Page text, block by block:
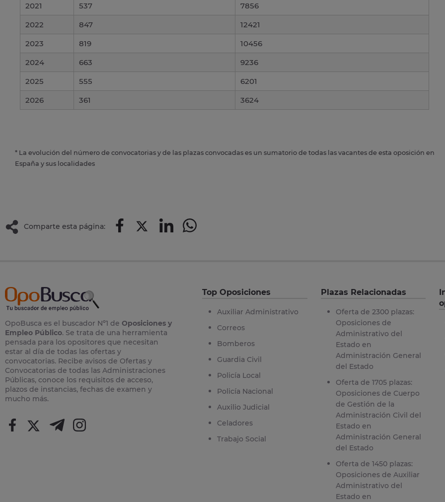
2021
537
7856
2022
847
12421
2023
819
10456
2024
663
9236
2025
555
6201
2026
361 3624
* La evolución del número de convocatorias y de las plazas convocadas es un sumatorio de todas las vacantes de esta oposición en
España y sus localidades
Comparte esta página:
OpoBusca es el buscador Nº1 de Oposiciones y
Empleo Público. Se trata de una herramienta
pensada para los opositores que necesitan
estar al día de todas las ofertas y
convocatorias. Recibe avisos de Ofertas y
Convocatorias de todas las Administraciones
Públicas, conoce los requisitos de acceso,
plazos de instancias, fechas de examen y
mucho más.
Top Oposiciones
Auxiliar Administrativo
Correos
Bomberos
Guardia Civil
Policía Local
Policía Nacional
Auxilio Judicial
Celadores
Trabajo Social
Plazas Relacionadas
Oferta de 2300 plazas:
Oposiciones de
Administrativo del
Estado en
Administración General
del Estado
Oferta de 1705 plazas:
Oposiciones de Cuerpo
de Gestión de la
Administración Civil del
Estado en
Administración General
del Estado
Oferta de 1450 plazas:
Oposiciones de Auxiliar
Administrativo del
Estado en